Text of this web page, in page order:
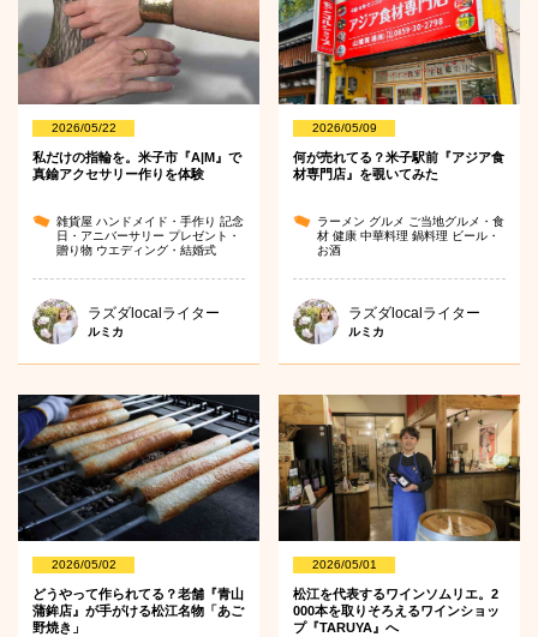
2026/05/22
私だけの指輪を。米子市『A|M』で
真鍮アクセサリー作りを体験
雑貨屋 ハンドメイド・手作り 記念
日・アニバーサリー プレゼント・
贈り物 ウエディング・結婚式
ラズダlocalライター
ルミカ
2026/05/09
何が売れてる？米子駅前『アジア食
材専門店』を覗いてみた
ラーメン グルメ
ご当地グルメ・食
材健康中華料理鍋料理 ビール・
お酒
ラズダlocalライター
ルミカ
2026/05/02
どうやって作られてる？老舗『青山
蒲鉾店』が手がける松江名物「あご
野焼き」
2026/05/01
松江を代表するワインソムリエ。2
000本を取りそろえるワインショッ
プ『TARUYA』へ